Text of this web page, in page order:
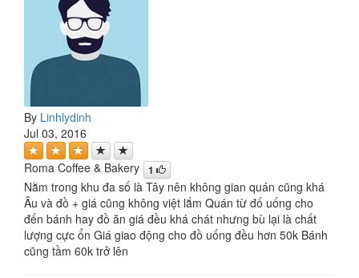
By Linhlydinh
Jul 03, 2016
Roma Coffee & Bakery 1
Nằm trong khu đa số là Tây nên không gian quán cũng khá
Âu và đồ + giá cũng không việt lắm Quán từ đố uống cho
đến bánh hay đồ ăn giá đều khá chát nhưng bù lại là chất
lượng cực ổn Giá giao động cho đồ uống đều hơn 50k Bánh
cũng tầm 60k trở lên